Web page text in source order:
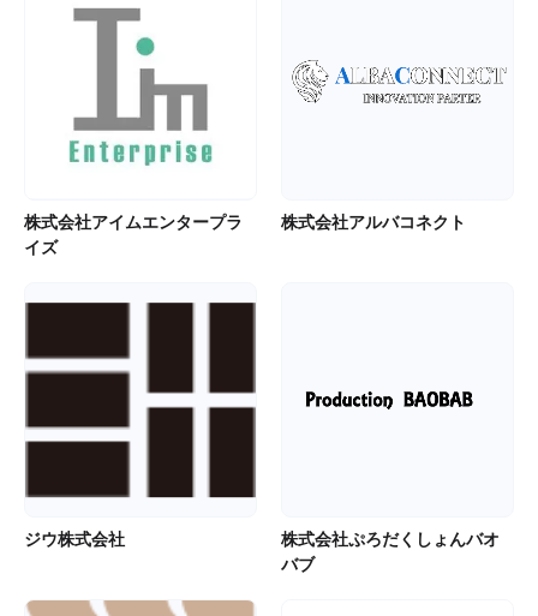
株式会社アイムエンタープラ
イズ
株式会社アルバコネクト
ジウ株式会社
株式会社ぷろだくしょんバオ
バブ